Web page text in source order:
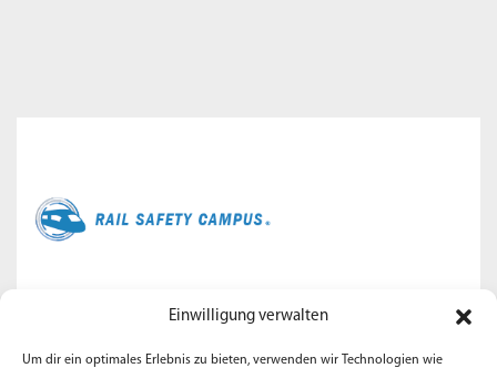
Einwilligung verwalten
Um dir ein optimales Erlebnis zu bieten, verwenden wir Technologien wie
Eisenbahnbereich eine Plattform zum Austausch von
Sicherheitsthemen und nutzt verschiedene Schulungen, um